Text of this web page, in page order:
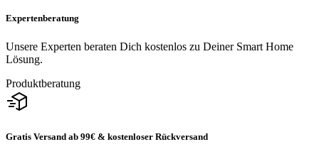
Expertenberatung
Unsere Experten beraten Dich kostenlos zu Deiner Smart Home
Lösung.
Produktberatung
Gratis Versand ab 99€ & kostenloser Rückversand